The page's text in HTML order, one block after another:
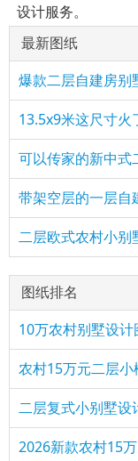
设计服务。
最新图纸
带架空层的一层自
图纸排名
10万农村别墅设
农村15万元二层
二层复式小别墅设
2026新款农村15